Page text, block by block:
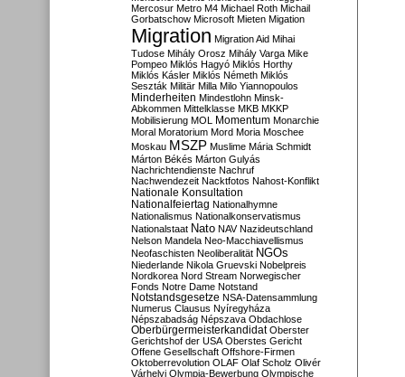
Mercosur Metro M4 Michael Roth Michail
Gorbatschow Microsoft Mieten Migation
Migration Migration Aid Mihai
Tudose Mihály Orosz Mihály Varga Mike
Pompeo Miklós Hagyó Miklós Horthy
Miklós Kásler Miklós Németh Miklós
Seszták Militär Milla Milo Yiannopoulos
Minderheiten Mindestlohn Minsk-
Abkommen Mittelklasse MKB MKKP
Mobilisierung MOL Momentum Monarchie
Moral Moratorium Mord Moria Moschee
Moskau MSZP Muslime Mária Schmidt
Márton Békés Márton Gulyás
Nachrichtendienste Nachruf
Nachwendezeit Nacktfotos Nahost-Konflikt
Nationale Konsultation
Nationalfeiertag Nationalhymne
Nationalismus Nationalkonservatismus
Nationalstaat Nato NAV Nazideutschland
Nelson Mandela Neo-Macchiavellismus
Neofaschisten Neoliberalität NGOs
Niederlande Nikola Gruevski Nobelpreis
Nordkorea Nord Stream Norwegischer
Fonds Notre Dame Notstand
Notstandsgesetze NSA-Datensammlung
Numerus Clausus Nyíregyháza
Népszabadság Népszava Obdachlose
Oberbürgermeisterkandidat Oberster
Gerichtshof der USA Oberstes Gericht
Offene Gesellschaft Offshore-Firmen
Oktoberrevolution OLAF Olaf Scholz Olivér
Várhelyi Olympia-Bewerbung Olympische